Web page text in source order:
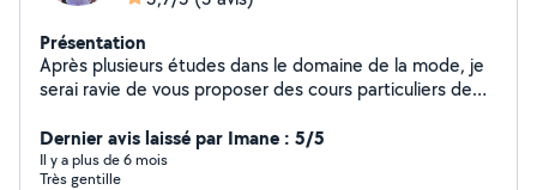
Présentation
Après plusieurs études dans le domaine de la mode, je
serai ravie de vous proposer des cours particuliers de
Dernier avis laissé par Imane : 5/5
Il y a plus de 6 mois
Très gentille